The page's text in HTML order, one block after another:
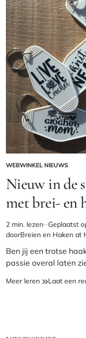
GEPLAATST
IN
WEBWINKEL NIEUWS
Nieuw in de
met brei- en
Geschatte
leestijd
2 min. lezen Geplaatst
doorBreien en Haken at
Ben jij een trotse
passie overal laten
Meer leren Nieuw
Laat een